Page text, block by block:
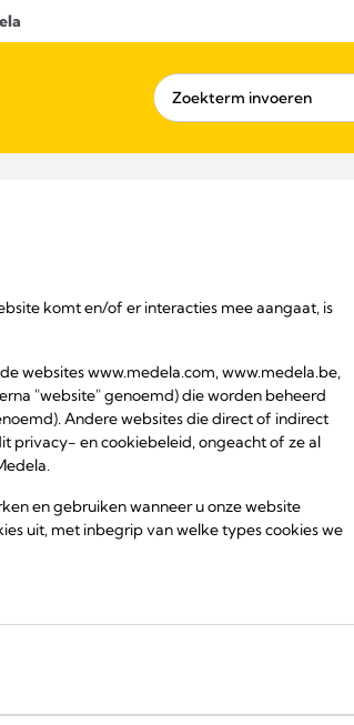
komt en/of er interacties mee aangaat, is
websites www.medela.com, www.medela.be,
"website" genoemd) die worden beheerd
Andere websites die direct of indirect
privacy- en cookiebeleid, ongeacht of ze al
en gebruiken wanneer u onze website
uit, met inbegrip van welke types cookies we